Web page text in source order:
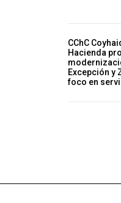
CChC
Hacienda
Excepción y
foco en